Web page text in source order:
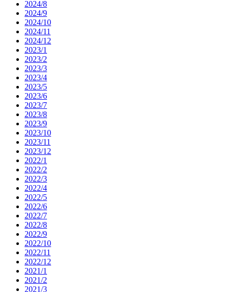
2024/8
2024/9
2024/10
2024/11
2024/12
2023/1
2023/2
2023/3
2023/4
2023/5
2023/6
2023/7
2023/8
2023/9
2023/10
2023/11
2023/12
2022/1
2022/2
2022/3
2022/4
2022/5
2022/6
2022/7
2022/8
2022/9
2022/10
2022/11
2022/12
2021/1
2021/2
2021/3